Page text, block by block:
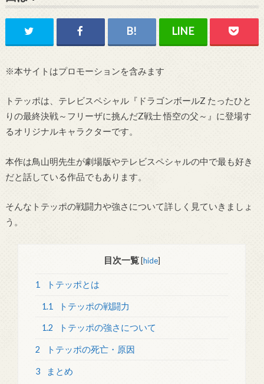
※本サイトはプロモーションを含みます
トテッポは、テレビスペシャル『ドラゴンボールZ たったひと
りの最終決戦～フリーザに挑んだZ戦士 悟空の父～』に登場す
るオリジナルキャラクターです。
本作は鳥山明先生が劇場版やテレビスペシャルの中で最も好き
だと話している作品でもあります。
そんなトテッポの戦闘力や強さについて詳しく見ていきましょ
う。
目次一覧 [hide]
1 トテッポとは
1.1 トテッポの戦闘力
1.2 トテッポの強さについて
2 トテッポの死亡・原因
3 まとめ